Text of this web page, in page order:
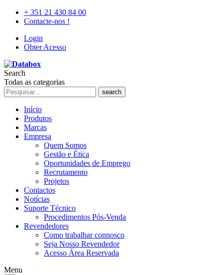
+ 351 21 430 84 00
Contacte-nos !
Login
Obter Acesso
Search
Todas as categorias
search
Início
Produtos
Marcas
Empresa
Quem Somos
Gestão e Ética
Oportunidades de Emprego
Recrutamento
Projetos
Contactos
Notícias
Suporte Técnico
Procedimentos Pós-Venda
Revendedores
Como trabalhar connosco
Seja Nosso Revendedor
Acesso Área Reservada
Menu